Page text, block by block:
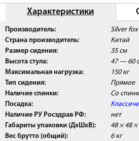
Характеристики
Производитель:
Silver fox
Страна производитель:
Китай
Размер сидения:
35 см
Высота стула:
47 — 60
Максимальная нагрузка:
150 кг
Тип сидения:
Прямое
Наличие спинки:
Со
Посадка:
Наличие РУ Росздрав РФ:
нет
Габариты упаковки (ДхШхВ):
48 × 48
Вес брутто (общий):
6 кг